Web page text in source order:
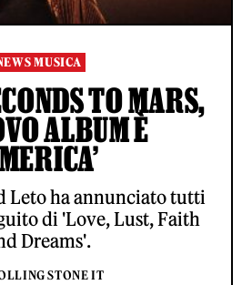
MUSICA
TO MARS,
ALBUM È
Leto ha annunciato tutti
di 'Love, Lust, Faith
Dreams'.
STONE IT